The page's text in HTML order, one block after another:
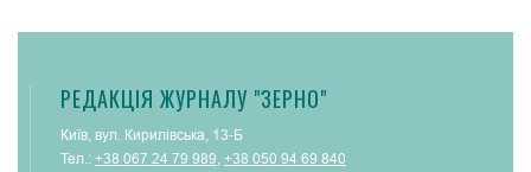
РЕДАКЦІЯ ЖУРНАЛУ "ЗЕРНО"
Київ, вул. Кирилівська, 13-Б
Тел.: +38 067 24 79 989, +38 050 94 69 840